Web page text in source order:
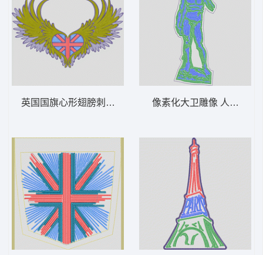
英国国旗心形翅膀刺绣 心形 多色珠片像素化大卫雕像 人物 雕像